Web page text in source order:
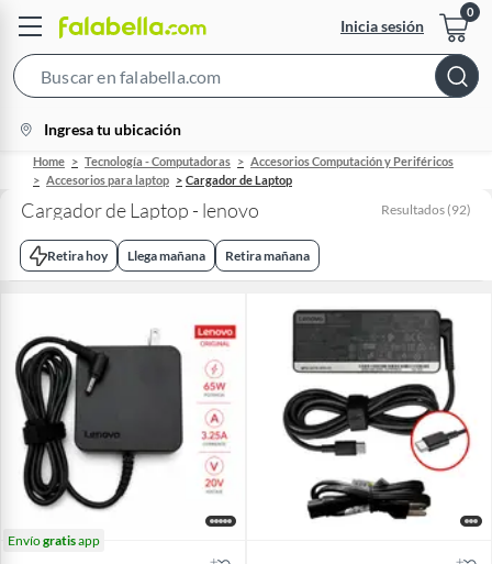
Inicia sesión
Bar
location-
icon
Ingresa tu ubicación
Home Tecnología - Computadoras
Accesorios Computación y Periféricos
Accesorios para laptop
Cargador de Laptop
Cargador de Laptop - lenovo Resultados (92)
Retira hoy Llega mañana Retira mañana
Envíogratisapp